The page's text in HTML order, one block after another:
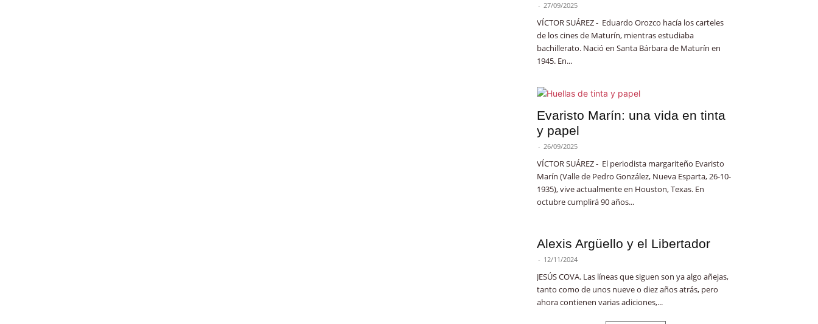
- 27/09/2025
VÍCTOR SUÁREZ - Eduardo Orozco hacía los carteles
de los cines de Maturín, mientras estudiaba
bachillerato. Nació en Santa Bárbara de Maturín en
1945. En...
Evaristo Marín: una vida en tinta
y papel
- 26/09/2025
VÍCTOR SUÁREZ - El periodista margariteño Evaristo
Marín (Valle de Pedro González, Nueva Esparta, 26-10-
1935), vive actualmente en Houston, Texas. En
octubre cumplirá 90 años...
Alexis Argüello y el Libertador
- 12/11/2024
JESÚS COVA. Las líneas que siguen son ya algo añejas,
tanto como de unos nueve o diez años atrás, pero
ahora contienen varias adiciones,...